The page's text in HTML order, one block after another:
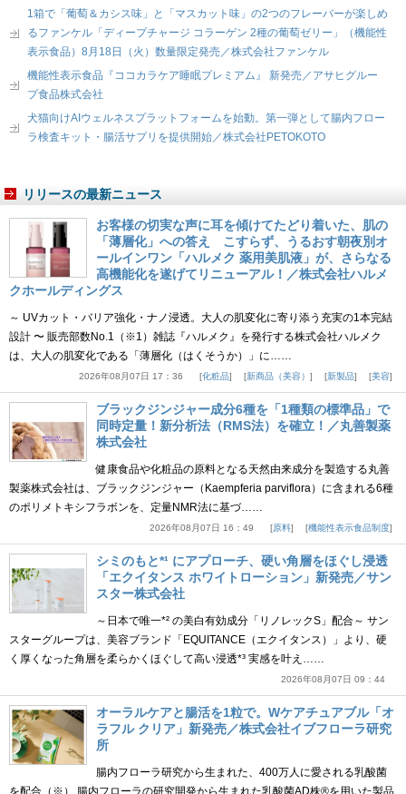
1箱で「葡萄＆カシス味」と「マスカット味」の2つのフレーバーが楽しめ
るファンケル「ディープチャージ コラーゲン 2種の葡萄ゼリー」（機能性
表示食品）8月18日（火）数量限定発売／株式会社ファンケル
機能性表示食品『ココカラケア睡眠プレミアム』 新発売／アサヒグルー
プ食品株式会社
犬猫向けAIウェルネスプラットフォームを始動。第一弾として腸内フロー
ラ検査キット・腸活サプリを提供開始／株式会社PETOKOTO
リリースの最新ニュース
お客様の切実な声に耳を傾けてたどり着いた、肌の
「薄層化」への答え こすらず、うるおす朝夜別オ
ールインワン「ハルメク 薬用美肌液」が、さらなる
高機能化を遂げてリニューアル！／株式会社ハルメ
クホールディングス
～ UVカット・バリア強化・ナノ浸透。大人の肌変化に寄り添う充実の1本完結
設計 〜 販売部数No.1（※1）雑誌『ハルメク』を発行する株式会社ハルメク
は、大人の肌変化である「薄層化（はくそうか）」に……
2026年08月07日 17：36 化粧品 新商品（美容） 新製品 美容
ブラックジンジャー成分6種を「1種類の標準品」で
同時定量！新分析法（RMS法）を確立！／丸善製薬
株式会社
健康食品や化粧品の原料となる天然由来成分を製造する丸善
製薬株式会社は、ブラックジンジャー（Kaempferia parviflora）に含まれる6種
のポリメトキシフラボンを、定量NMR法に基づ……
2026年08月07日 16：49 原料 機能性表示食品制度
シミのもと*¹ にアプローチ、硬い角層をほぐし浸透
「エクイタンス ホワイトローション」新発売／サン
スター株式会社
～日本で唯一*² の美白有効成分「リノレックS」配合～ サン
スターグループは、美容ブランド「EQUITANCE（エクイタンス）」より、硬
く厚くなった角層を柔らかくほぐして高い浸透*³ 実感を叶え……
2026年08月07日 09：44
オーラルケアと腸活を1粒で。Wケアチュアブル「オ
ラフル クリア」新発売／株式会社イブフローラ研究
所
腸内フローラ研究から生まれた、400万人に愛される乳酸菌